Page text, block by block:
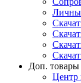
Доп. товары
Центр